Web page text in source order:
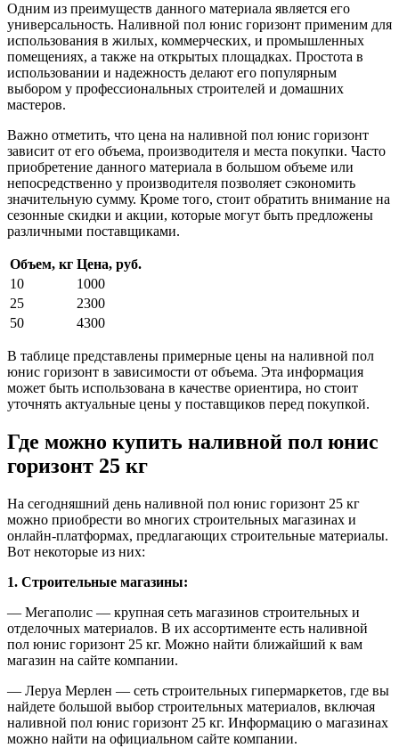
Одним из преимуществ данного материала является его
универсальность. Наливной пол юнис горизонт применим для
использования в жилых, коммерческих, и промышленных
помещениях, а также на открытых площадках. Простота в
использовании и надежность делают его популярным
выбором у профессиональных строителей и домашних
мастеров.
Важно отметить, что цена на наливной пол юнис горизонт
зависит от его объема, производителя и места покупки. Часто
приобретение данного материала в большом объеме или
непосредственно у производителя позволяет сэкономить
значительную сумму. Кроме того, стоит обратить внимание на
сезонные скидки и акции, которые могут быть предложены
различными поставщиками.
Объем, кг Цена, руб.
10
1000
25
2300
50
4300
В таблице представлены примерные цены на наливной пол
юнис горизонт в зависимости от объема. Эта информация
может быть использована в качестве ориентира, но стоит
уточнять актуальные цены у поставщиков перед покупкой.
Где можно купить наливной пол юнис
горизонт 25 кг
На сегодняшний день наливной пол юнис горизонт 25 кг
можно приобрести во многих строительных магазинах и
онлайн-платформах, предлагающих строительные материалы.
Вот некоторые из них:
1. Строительные магазины:
— Мегаполис — крупная сеть магазинов строительных и
отделочных материалов. В их ассортименте есть наливной
пол юнис горизонт 25 кг. Можно найти ближайший к вам
магазин на сайте компании.
— Леруа Мерлен — сеть строительных гипермаркетов, где вы
найдете большой выбор строительных материалов, включая
наливной пол юнис горизонт 25 кг. Информацию о магазинах
можно найти на официальном сайте компании.